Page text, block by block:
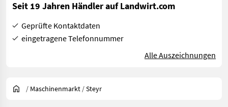
Seit 19 Jahren Händler auf Landwirt.com
Geprüfte Kontaktdaten
eingetragene Telefonnummer
Alle Auszeichnungen
/ Maschinenmarkt /Steyr